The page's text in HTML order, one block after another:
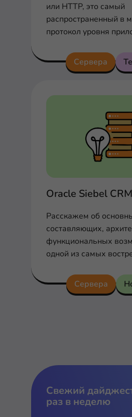
или HTTP, это самый
распространенный в
протокол уровня
Сервера
Oracle Siebel CRM
Расскажем об
составляющих,
функциональных
одной из самых
взаимоотношениями с
системе – Siebel
Сервера
Свежий
раз в неделю